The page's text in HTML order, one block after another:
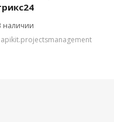
наличии
apikit.projectsmanagement